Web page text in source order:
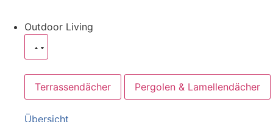
Outdoor Living
Terrassendächer Pergolen & Lamellendächer
Übersicht